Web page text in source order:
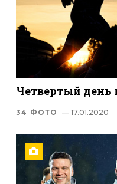
Четвертый день
34 ФОТО — 17.01.2020